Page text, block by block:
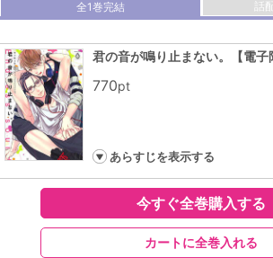
全1巻完結
話
君の音が鳴り止まない。【電子
770pt
あらすじを表示する
今すぐ全巻購入する
カートに全巻入れる